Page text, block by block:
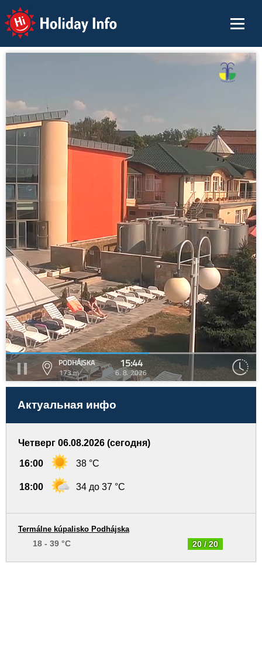
Holiday Info
PODHÁJSKA
173 m
15:44
6. 8. 2026
Актуальная инфо
Четверг 06.08.2026 (сегодня)
16:00 38 °C
18:00 34 до 37 °C
20 / 20
Termálne kúpalisko Podhájska
18 - 39 °C